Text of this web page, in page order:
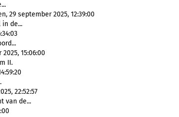
29 september 2025, 12:39:00
de...
15:06:00
II.
22:52:57
van de...